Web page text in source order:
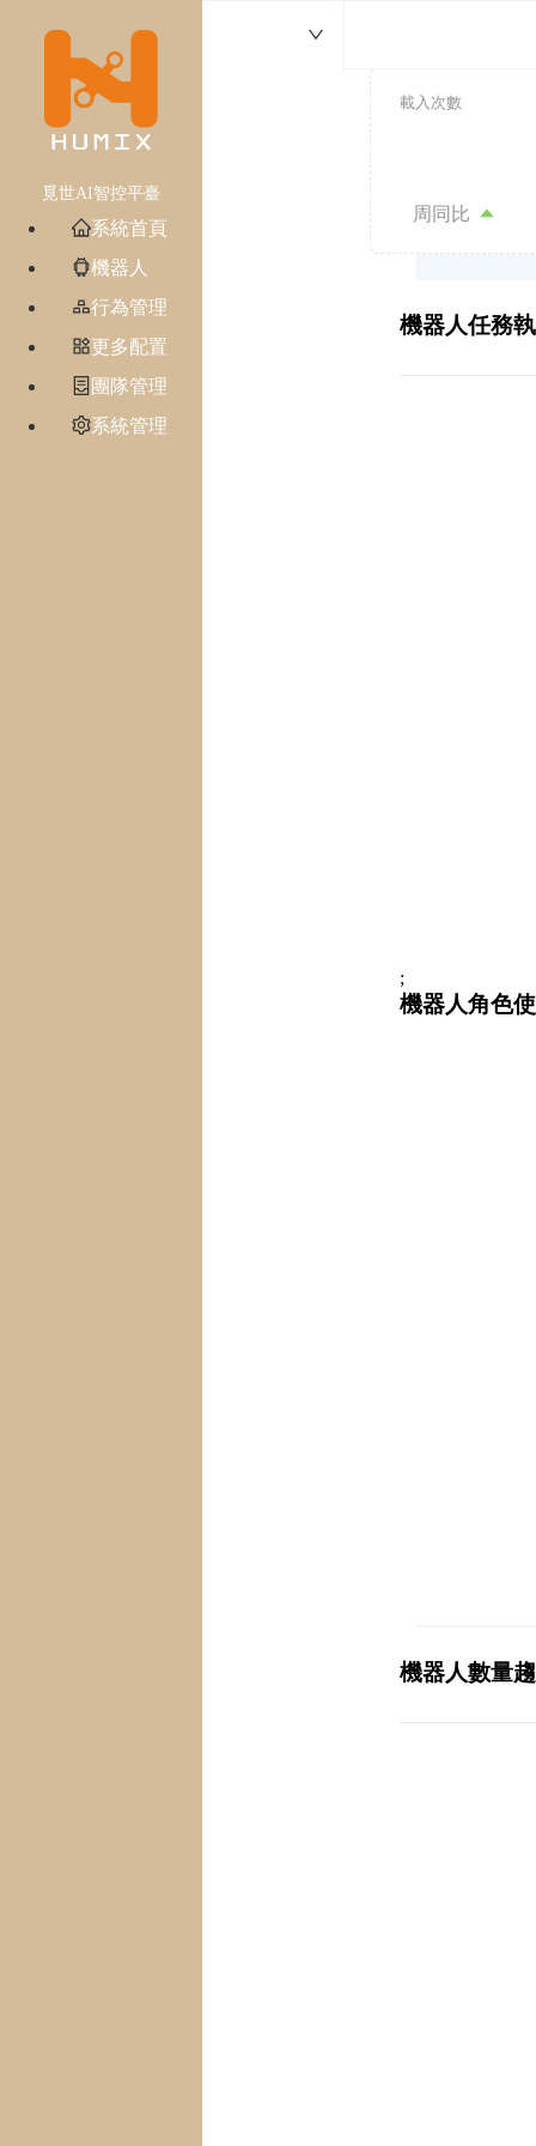
覓世AI智控平臺
系統首頁
機器人
行為管理
更多配置
團隊管理
系統管理
載入次數
周同比
機器人任務
;
機器人角色
機器人數量